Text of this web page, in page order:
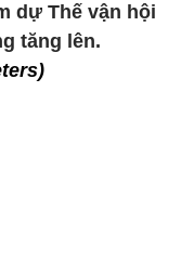
dự Thế vận hội
tăng lên.